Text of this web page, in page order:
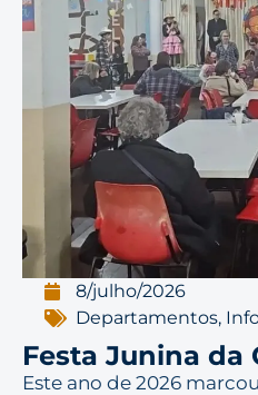
8/julho/2026
Departamentos,
Festa Junina da
Este ano de 2026